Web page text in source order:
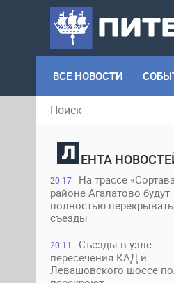
ВСЕ НОВОСТИ
ЕНТА
20:17
На трассе
районе Агалатово будут
полностью
съезды
20:11
Съезды в узле
пересечения КАД и
Левашовского шоссе